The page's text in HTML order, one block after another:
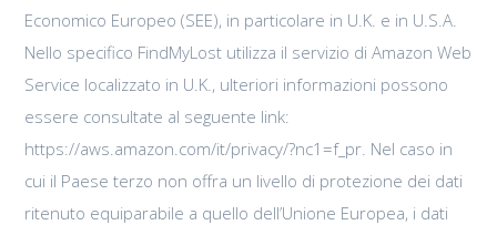
Economico Europeo (SEE), in particolare in U.K. e in U.S.A.
Nello specifico FindMyLost utilizza il servizio di Amazon Web
Service localizzato in U.K., ulteriori informazioni possono
essere consultate al seguente link:
https://aws.amazon.com/it/privacy/?nc1=f_pr. Nel caso in
cui il Paese terzo non offra un livello di protezione dei dati
ritenuto equiparabile a quello dell’Unione Europea, i dati